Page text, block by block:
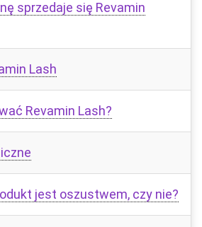
sprzedaje się Revamin
Lash
Revamin Lash?
jest oszustwem, czy nie?